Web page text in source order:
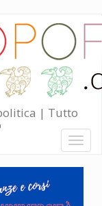
| Tutto
Toggle